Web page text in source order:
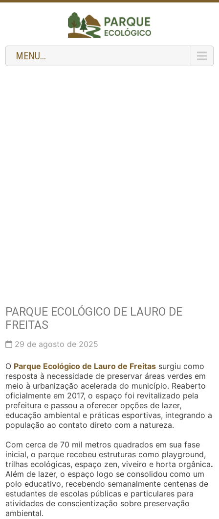
MENU...
PARQUE ECOLÓGICO DE LAURO DE
FREITAS
29 de agosto de 2025
O Parque Ecológico de Lauro de Freitas surgiu como
resposta à necessidade de preservar áreas verdes em
meio à urbanização acelerada do município. Reaberto
oficialmente em 2017, o espaço foi revitalizado pela
prefeitura e passou a oferecer opções de lazer,
educação ambiental e práticas esportivas, integrando a
população ao contato direto com a natureza.
Com cerca de 70 mil metros quadrados em sua fase
inicial, o parque recebeu estruturas como playground,
trilhas ecológicas, espaço zen, viveiro e horta orgânica.
Além de lazer, o espaço logo se consolidou como um
polo educativo, recebendo semanalmente centenas de
estudantes de escolas públicas e particulares para
atividades de conscientização sobre preservação
ambiental.